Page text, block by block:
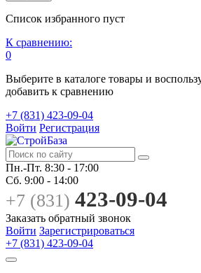
Список избранного пуст
К сравнению:
0
Выберите в каталоге товары и
добавить к сравнению
+7 (831) 423-09-04
Войти Регистрация
Пн.-Пт. 8:30 - 17:00
Сб. 9:00 - 14:00
+7 (831) 423-09-04
Заказать обратный звонок
Войти Зарегистрироваться
+7 (831) 423-09-04